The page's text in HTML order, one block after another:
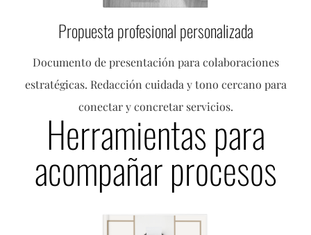
Propuesta profesional personalizada
Documento de presentación para colaboraciones
estratégicas. Redacción cuidada y tono cercano para
conectar y concretar servicios.
Herramientas para
acompañar procesos